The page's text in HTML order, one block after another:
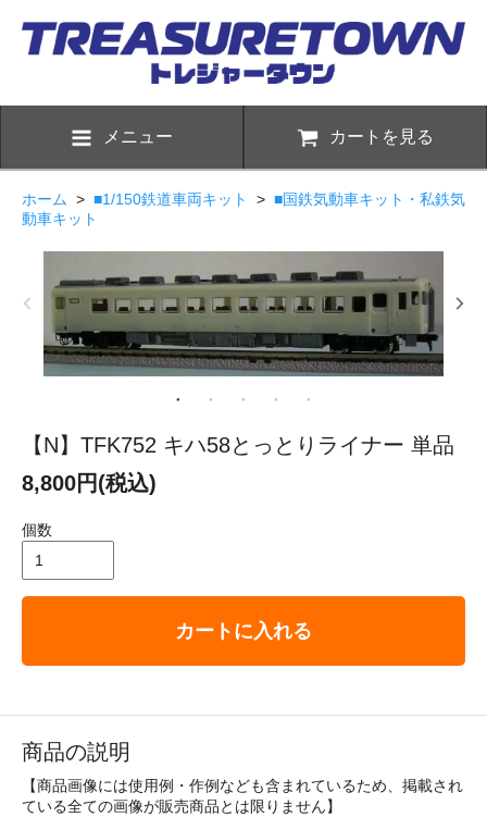
メニュー カートを見る
ホーム > ■1/150鉄道車両キット > ■国鉄気動車キット・私鉄気
動車キット
【N】TFK752 キハ58とっとりライナー 単品
8,800円(税込)
個数
カートに入れる
商品の説明
【商品画像には使用例・作例なども含まれているため、掲載され
ている全ての画像が販売商品とは限りません】